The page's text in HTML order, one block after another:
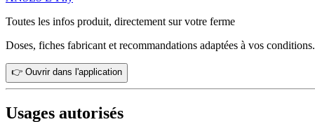
Toutes les infos produit, directement sur votre ferme
Doses, fiches fabricant et recommandations adaptées à vos conditions.
👉 Ouvrir dans l'application
Usages autorisés